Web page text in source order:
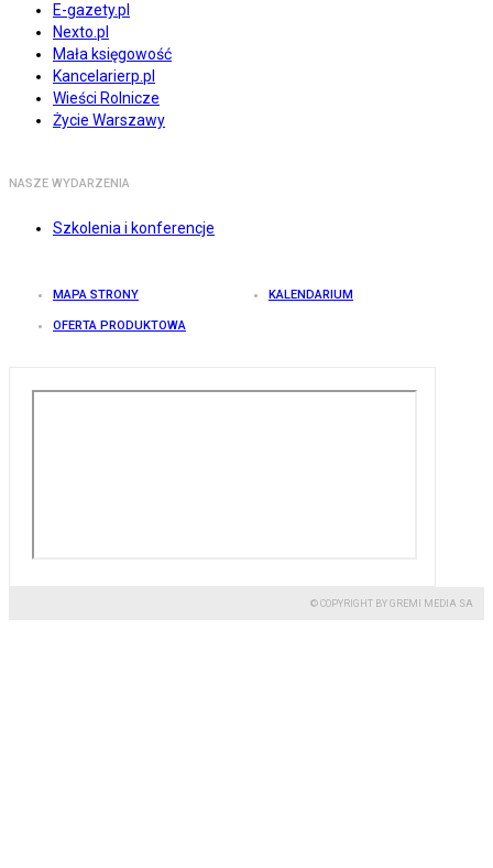
E-gazety.pl
Nexto.pl
Mała księgowość
Kancelarierp.pl
Wieści Rolnicze
Życie Warszawy
NASZE WYDARZENIA
Szkolenia i konferencje
MAPA STRONY KALENDARIUM
OFERTA PRODUKTOWA
© COPYRIGHT BY GREMI MEDIA SA